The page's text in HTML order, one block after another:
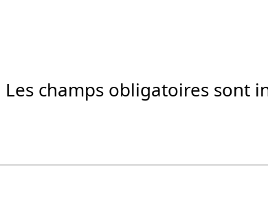
Les champs obligatoires sont